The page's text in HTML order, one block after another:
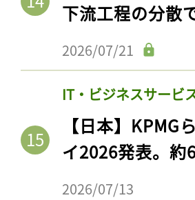
下流工程の分散
2026/07/21
IT・ビジネスサービ
【日本】
イ2026発表。約
2026/07/13